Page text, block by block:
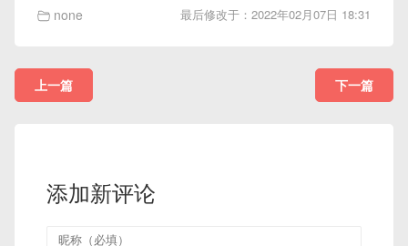
none 最后修改于：2022年02月07日 18:31
上一篇 下一篇
添加新评论